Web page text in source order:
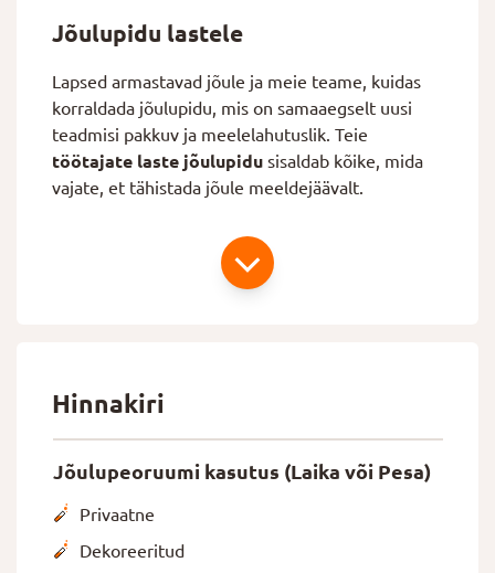
Jõulupidu lastele
Lapsed armastavad jõule ja meie teame, kuidas
korraldada jõulupidu, mis on samaaegselt uusi
teadmisi pakkuv ja meelelahutuslik. Teie
töötajate laste jõulupidu sisaldab kõike, mida
vajate, et tähistada jõule meeldejäävalt.
Hinnakiri
Jõulupeoruumi kasutus (Laika või Pesa)
Privaatne
Dekoreeritud